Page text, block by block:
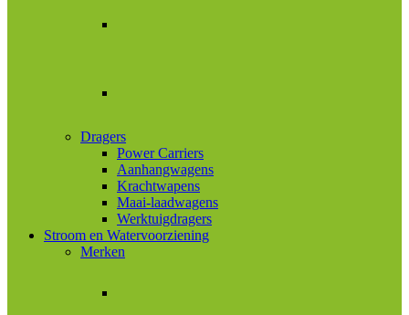
Dragers
Power Carriers
Aanhangwagens
Krachtwapens
Maai-laadwagens
Werktuigdragers
Stroom en Watervoorziening
Merken